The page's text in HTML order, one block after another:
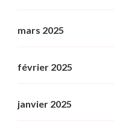
mars 2025
février 2025
janvier 2025